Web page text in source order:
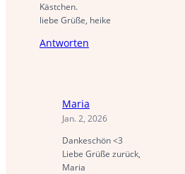
Kästchen.
liebe Grüße, heike
Antworten
Maria
Jan. 2, 2026
Dankeschön <3
Liebe Grüße zurück,
Maria